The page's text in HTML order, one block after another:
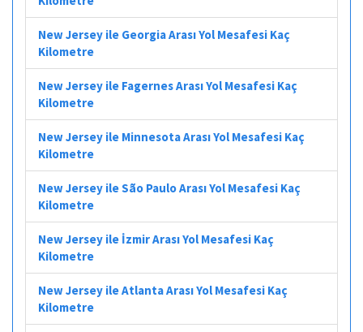
New Jersey ile Georgia Arası Yol Mesafesi Kaç
Kilometre
New Jersey ile Fagernes Arası Yol Mesafesi Kaç
Kilometre
New Jersey ile Minnesota Arası Yol Mesafesi Kaç
Kilometre
New Jersey ile São Paulo Arası Yol Mesafesi Kaç
Kilometre
New Jersey ile İzmir Arası Yol Mesafesi Kaç
Kilometre
New Jersey ile Atlanta Arası Yol Mesafesi Kaç
Kilometre